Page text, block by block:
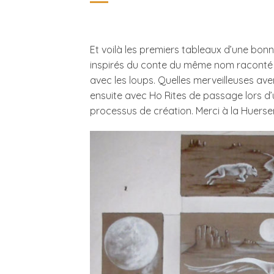
Et voilà les premiers tableaux d’une
inspirés du conte du même nom
avec les loups. Quelles merveilleuses
ensuite avec Ho Rites de passage lors
processus de création. Merci à la